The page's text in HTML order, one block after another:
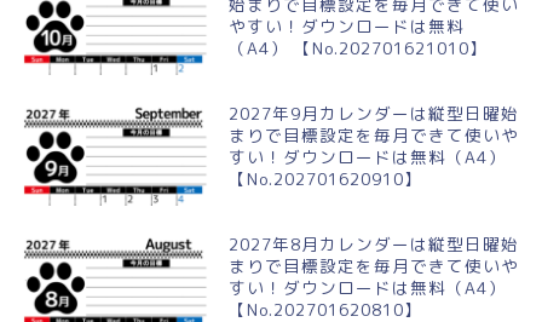
やすい！ダウンロードは無料
（A4） 【No.202701621010】
2027年9月カレンダーは縦型日曜始
まりで目標設定を毎月できて使いや
すい！ダウンロードは無料（A4）
【No.202701620910】
2027年8月カレンダーは縦型日曜始
まりで目標設定を毎月できて使いや
すい！ダウンロードは無料（A4）
【No.202701620810】